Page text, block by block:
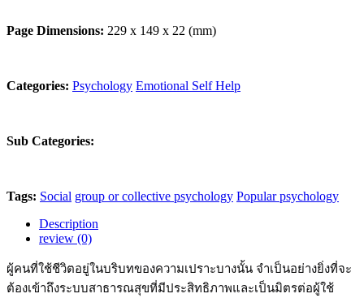
Page Dimensions: 229 x 149 x 22 (mm)
Categories: Psychology Emotional Self Help
Sub Categories:
Tags: Social group or collective psychology Popular psychology
Description
review (0)
ผู้คนที่ใช้ชีวิตอยู่ในบริบทของความเปราะบางนั้น จำเป็นอย่างยิ่งที่จะ
ต้องเข้าถึงระบบสาธารณสุขที่มีประสิทธิภาพและเป็นมิตรต่อผู้ใช้